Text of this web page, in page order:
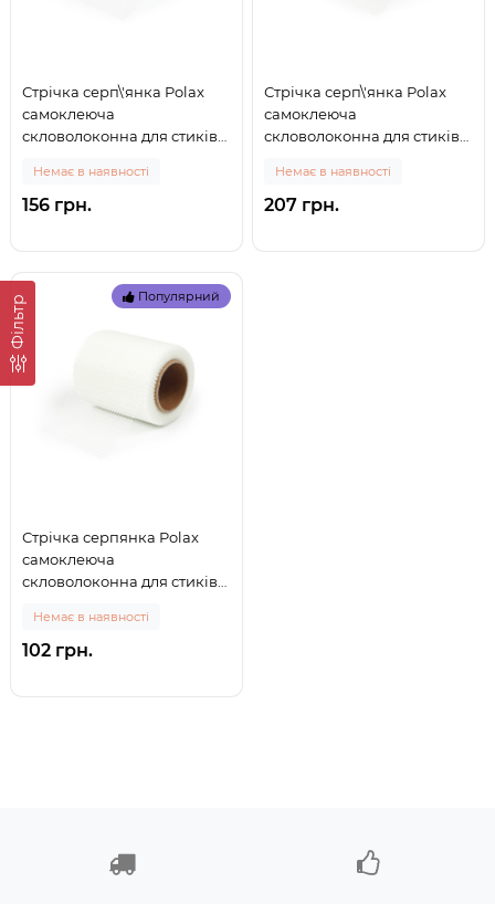
Фільтр
Стрічка серп\'янка Polax
самоклеюча
скловолоконна для стиків
Немає в наявності
156 грн.
Стрічка серп\'янка Polax
самоклеюча
скловолоконна для стиків
Немає в наявності
207 грн.
Популярний
Стрічка серпянка Polax
самоклеюча
скловолоконна для стиків
Немає в наявності
102 грн.